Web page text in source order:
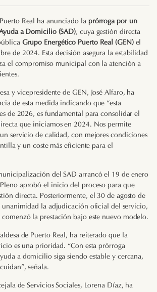
Real ha anunciado laprórroga por un
a Domicilio (SAD), cuya gestión directa
Grupo Energético Puerto Real (GEN)el
de 2024. Esta decisión asegura la estabilidad
el compromiso municipal con la atención a
y vicepresidente de GEN, José Alfaro, ha
de esta medida indicando que “esta
de 2026, es fundamental para consolidar el
que iniciamos en 2024. Nos permite
servicio de calidad, con mejores condiciones
y un coste más eficiente para el
del SAD arrancó el 19 de enero
aprobó el inicio del proceso para que
directa. Posteriormente, el 30 de agosto de
la adjudicación oficial del servicio,
la prestación bajo este nuevo modelo.
de Puerto Real, ha reiterado que la
es una prioridad. “Con esta prórroga
a domicilio siga siendo estable y cercana,
señala.
de Servicios Sociales, Lorena Díaz, ha